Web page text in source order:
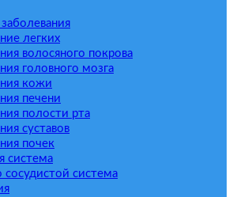
легких
волосяного покрова
головного мозга
кожи
печени
полости рта
суставов
почек
система
сосудистой система